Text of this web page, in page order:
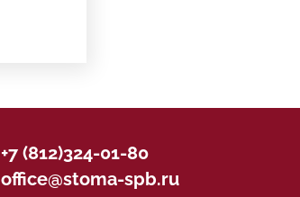
+7 (812)324-01-80
office@stoma-spb.ru